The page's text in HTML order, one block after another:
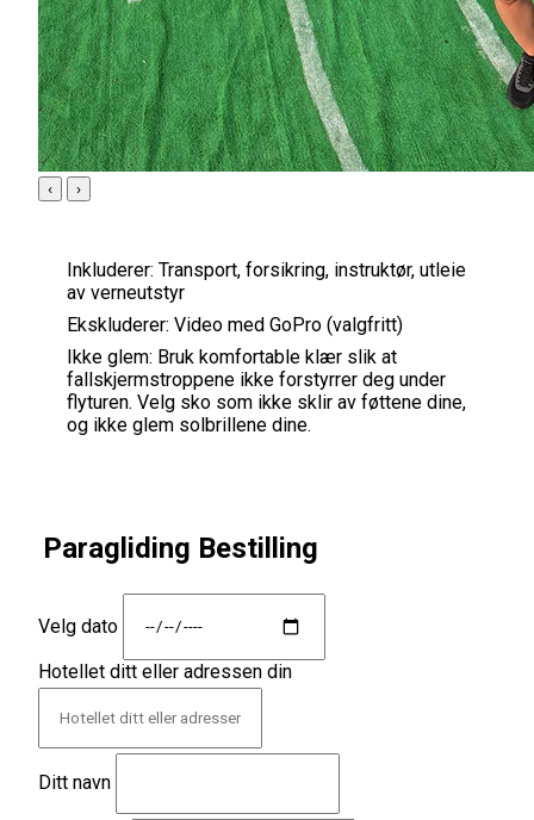
‹ ›
Inkluderer: Transport, forsikring, instruktør, utleie
av verneutstyr
Ekskluderer: Video med GoPro (valgfritt)
Ikke glem: Bruk komfortable klær slik at
fallskjermstroppene ikke forstyrrer deg under
flyturen. Velg sko som ikke sklir av føttene dine,
og ikke glem solbrillene dine.
Paragliding Bestilling
Velg dato
Hotellet ditt eller adressen din
Ditt navn